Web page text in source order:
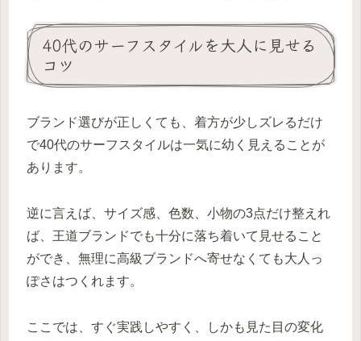
40代のサーフスタイルを大人に見せる
コツ
ブランド選びが正しくても、着方が少しズレるだけ
で40代のサーフスタイルは一気に幼く見えることが
あります。
逆に言えば、サイズ感、色数、小物の3点だけ整えれ
ば、王道ブランドでも十分に落ち着いて見せること
ができ、無理に高級ブランドへ寄せなくても大人っ
ぽさはつくれます。
ここでは、すぐ実践しやすく、しかも見た目の変化